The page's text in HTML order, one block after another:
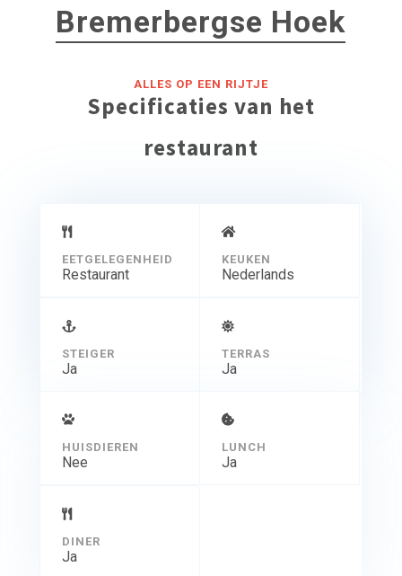
Bremerbergse Hoek
ALLES OP EEN RIJTJE
Specificaties van het
restaurant
EETGELEGENHEID
Restaurant
KEUKEN
Nederlands
STEIGER
Ja
TERRAS
Ja
HUISDIEREN
Nee
LUNCH
Ja
DINER
Ja